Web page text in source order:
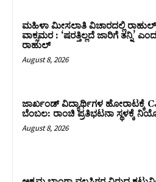
ಮಹಿಳಾ ಮೀಸಲಾತಿ ವಿಚಾರದಲ್ಲಿ
ವಾಕ್ಸಮರ : ‘ಷರತ್ತಿಲ್ಲದೆ ಜಾರಿಗೆ ತನ್ನಿ’ ಎಂದ
ರಾಹುಲ್‌
August 8, 2026
ಜಾರ್ಖಂಡ್‌ ವಿದ್ಯಾರ್ಥಿಗಳ ಹೋರಾಟಕ್ಕೆ
ಬೆಂಬಲ: ರಾಂಚಿ ಪ್ರತಿಭಟನಾ ಸ್ಥಳಕ್ಕೆ
August 8, 2026